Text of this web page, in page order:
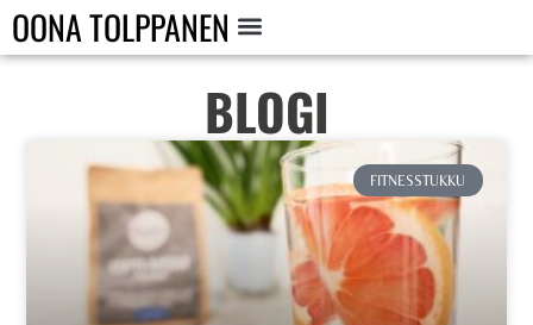
OONA TOLPPANEN
BLOGI
FITNESSTUKKU